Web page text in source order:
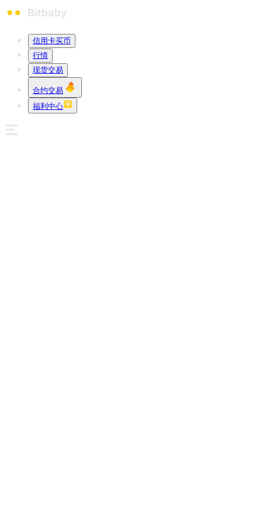
信用卡买币
行情
现货交易
合约交易
福利中心